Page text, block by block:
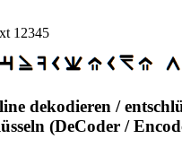
12345
dekodieren /
(DeCoder /